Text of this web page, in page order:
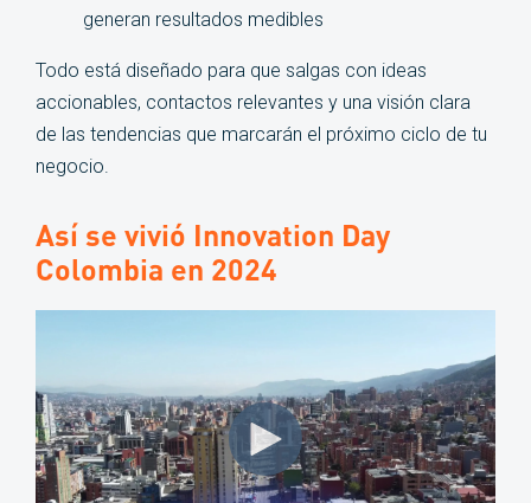
generan resultados medibles
Todo está diseñado para que salgas con ideas
accionables, contactos relevantes y una visión clara
de las tendencias que marcarán el próximo ciclo de tu
negocio.
Así se vivió Innovation Day
Colombia en 2024